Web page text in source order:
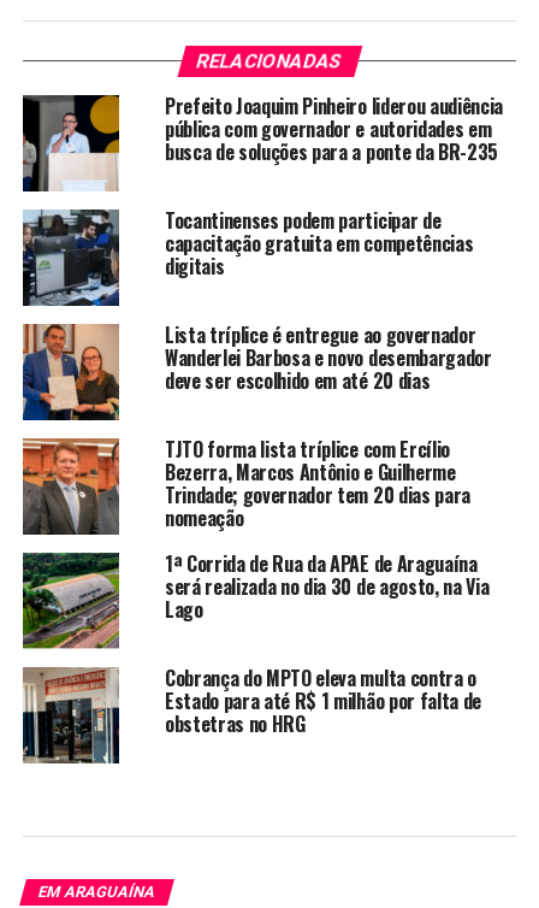
RELACIONADAS
Prefeito Joaquim Pinheiro liderou audiência
pública com governador e autoridades em
busca de soluções para a ponte da BR-235
Tocantinenses podem participar de
capacitação gratuita em competências
digitais
Lista tríplice é entregue ao governador
Wanderlei Barbosa e novo desembargador
deve ser escolhido em até 20 dias
TJTO forma lista tríplice com Ercílio
Bezerra, Marcos Antônio e Guilherme
Trindade; governador tem 20 dias para
nomeação
1ª Corrida de Rua da APAE de Araguaína
será realizada no dia 30 de agosto, na Via
Lago
Cobrança do MPTO eleva multa contra o
Estado para até R$ 1 milhão por falta de
obstetras no HRG
EM ARAGUAÍNA